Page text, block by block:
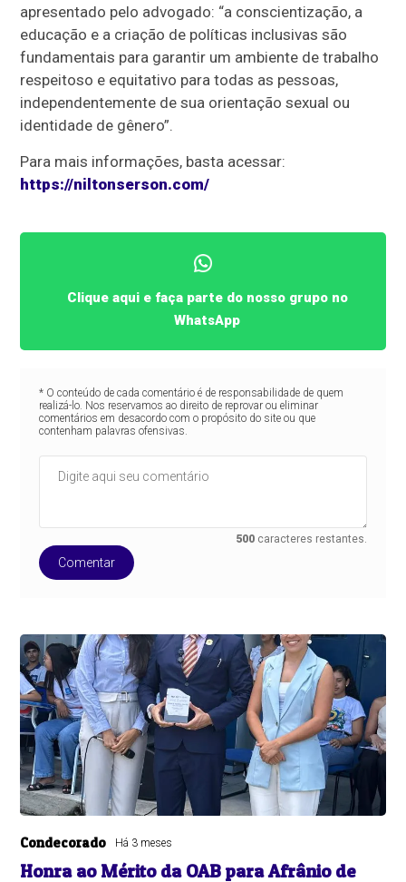
apresentado pelo advogado: “a conscientização, a
educação e a criação de políticas inclusivas são
fundamentais para garantir um ambiente de trabalho
respeitoso e equitativo para todas as pessoas,
independentemente de sua orientação sexual ou
identidade de gênero”.
Para mais informações, basta acessar:
https://niltonserson.com/
Clique aqui e faça parte do nosso grupo no
WhatsApp
* O conteúdo de cada comentário é de responsabilidade de quem
realizá-lo. Nos reservamos ao direito de reprovar ou eliminar
comentários em desacordo com o propósito do site ou que
contenham palavras ofensivas.
500 caracteres restantes.
Comentar
Condecorado Há 3 meses
Honra ao Mérito da OAB para Afrânio de